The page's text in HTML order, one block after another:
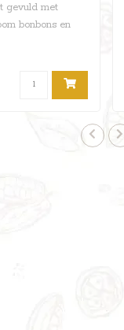
gevuld met
bonbons en